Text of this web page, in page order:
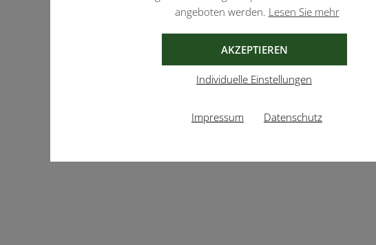
angeboten werden. Lesen Sie mehr
AKZEPTIEREN
Individuelle Einstellungen
Impressum Datenschutz